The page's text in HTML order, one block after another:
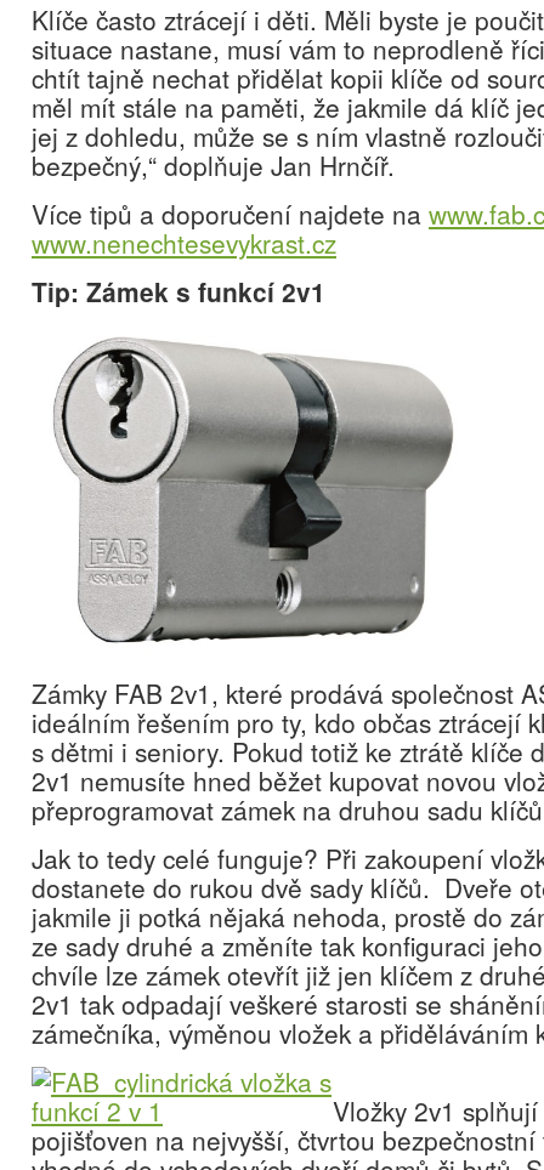
Klíče často ztrácejí i děti. Měli byste je
situace nastane, musí vám to neprodleně
chtít tajně nechat přidělat kopii klíče od
měl mít stále na paměti, že jakmile dá klíč
jej z dohledu, může se s ním vlastně
bezpečný,“ doplňuje Jan Hrnčíř.
Více tipů a doporučení najdete na
www.nenechtesevykrast.cz
Tip: Zámek s funkcí 2v1
Zámky FAB 2v1, které prodává společnost
ideálním řešením pro ty, kdo občas ztrácejí
s dětmi i seniory. Pokud totiž ke ztrátě klíče
2v1 nemusíte hned běžet kupovat novou
přeprogramovat zámek na druhou sadu
Jak to tedy celé funguje? Při zakoupení
dostanete do rukou dvě sady klíčů. Dveře
jakmile ji potká nějaká nehoda, prostě do
ze sady druhé a změníte tak konfiguraci
chvíle lze zámek otevřít již jen klíčem z
2v1 tak odpadají veškeré starosti se
zámečníka, výměnou vložek a přiděláváním
Vložky 2v1
pojišťoven na nejvyšší, čtvrtou